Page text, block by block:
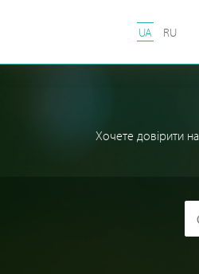
UA RU
Хочете довірити